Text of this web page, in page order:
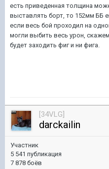
есть приведенная толщина
выставлять борт, то 152мм ББ
если весь бой проходил на
могли выбить весь урон,
будет заходить фиг и ни фига.
[34VLG]
darckailin
Участник
5 541 публикация
7 878 боёв